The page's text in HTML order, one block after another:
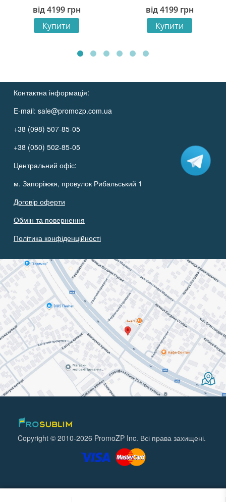
від4199 грн
Купити
від4199 грн
Купити
Контактна інформація:
E-mail: sale@promozp.com.ua
+38 (098) 507-85-05
+38 (050) 502-85-05
Центральний офіс:
м. Запоріжжя, провулок Рибальський 1
Договір оферти
Обмін та повернення
Політика конфіденційності
Copyright © 2010-2026 PromoZP Inc. Всі права захищені.